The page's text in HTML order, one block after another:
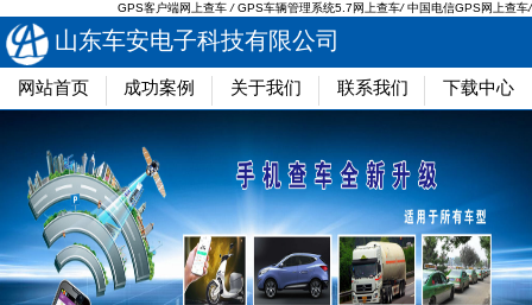
GPS客户端网上查车 / GPS车辆管理系统5.7网上查车/ 中国电信GPS网上查车/
山东车安电子科技有限公司
网站首页 成功案例 关于我们 联系我们 下载中心